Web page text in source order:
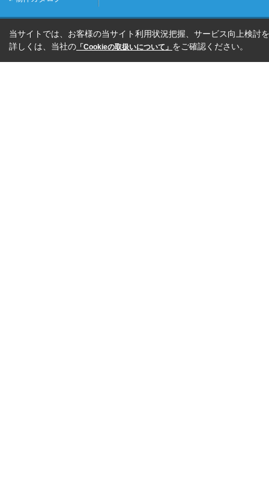
当サイトでは、お客様の当サイト利用状況把握、サービス向上検討
詳しくは、当社の 「Cookieの取扱いについて」 をご確認ください。